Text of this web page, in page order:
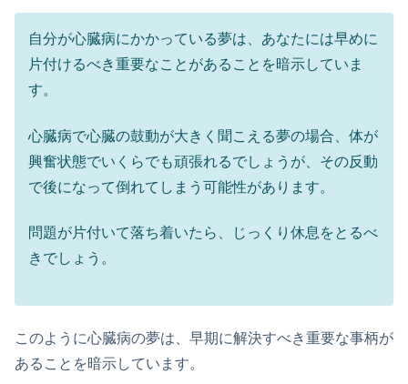
自分が心臓病にかかっている夢は、あなたには早めに
片付けるべき重要なことがあることを暗示していま
す。
心臓病で心臓の鼓動が大きく聞こえる夢の場合、体が
興奮状態でいくらでも頑張れるでしょうが、その反動
で後になって倒れてしまう可能性があります。
問題が片付いて落ち着いたら、じっくり休息をとるべ
きでしょう。
このように心臓病の夢は、早期に解決すべき重要な事柄が
あることを暗示しています。